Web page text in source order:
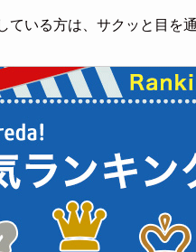
いる方は、サクッと目を